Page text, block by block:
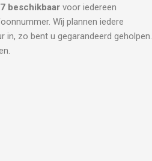
beschikbaar voor iedereen
Wij plannen iedere
in, zo bent u gegarandeerd geholpen.